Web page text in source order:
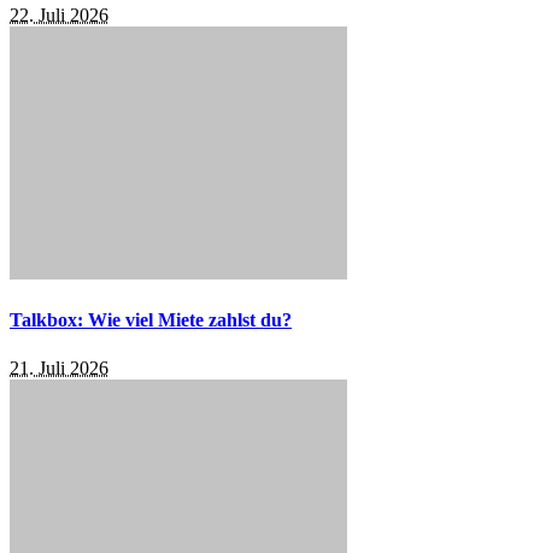
22. Juli 2026
Talkbox: Wie viel Miete zahlst du?
21. Juli 2026